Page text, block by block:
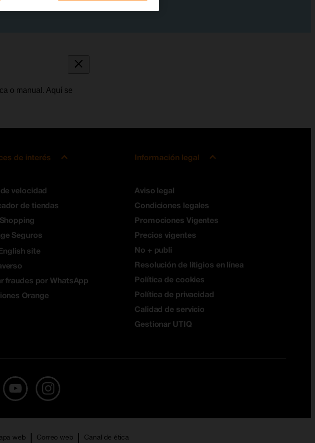
o manual. Aquí se
de interés
velocidad
de tiendas
Seguros
site
fraudes por WhatsApp
Orange
Información legal
Aviso legal
Condiciones legales
Promociones Vigentes
Precios vigentes
No + publi
Resolución de litigios en línea
Política de cookies
Política de privacidad
Calidad de servicio
Gestionar UTIQ
web Correo web Canal de ética